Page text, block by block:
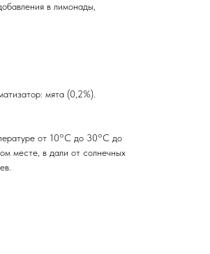
в лимонады,
мята (0,2%).
от 10°C до 30°C до
месте, в дали от солнечных